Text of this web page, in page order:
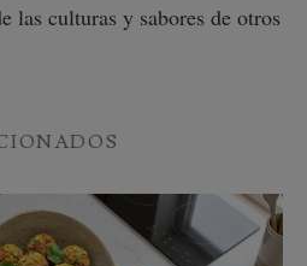
las culturas y sabores de otros